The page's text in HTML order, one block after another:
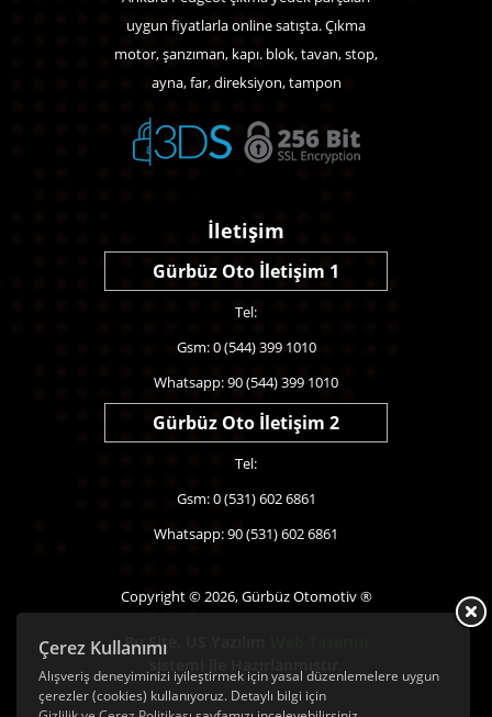
Çerez Kullanımı
Alışveriş deneyiminizi iyileştirmek için yasal düzenlemelere uygun
çerezler (cookies) kullanıyoruz. Detaylı bilgi için
uygun fiyatlarla online satışta. Çıkma
motor, şanzıman, kapı. blok, tavan, stop,
ayna, far, direksiyon, tampon
İletişim
Gürbüz Oto İletişim 1
Tel:
Gsm: 0 (544) 399 1010
Whatsapp: 90 (544) 399 1010
Gürbüz Oto İletişim 2
Tel:
Gsm: 0 (531) 602 6861
Whatsapp: 90 (531) 602 6861
Copyright © 2026, Gürbüz Otomotiv ®
Bu Site,